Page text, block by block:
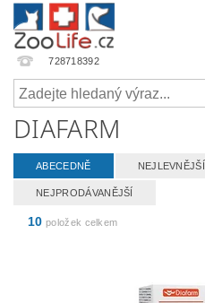
728718392
DIAFARM
ABECEDNĚ NEJLEVNĚJŠÍ
NEJPRODÁVANĚJŠÍ
10 položek celkem